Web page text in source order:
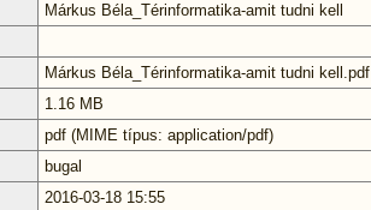
Márkus Béla_Térinformatika-amit tudni kell
Márkus Béla_Térinformatika-amit tudni kell.pdf
1.16 MB
pdf (MIME típus: application/pdf)
bugal
2016-03-18 15:55